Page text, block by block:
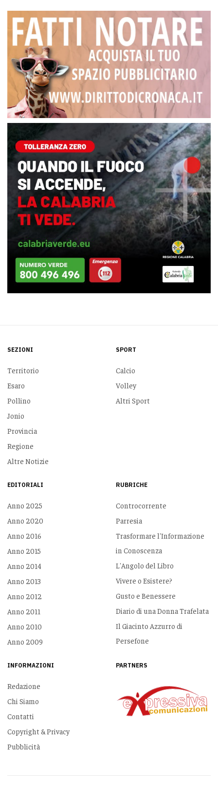
SEZIONI
Territorio
Esaro
Pollino
Jonio
Provincia
Regione
Altre Notizie
SPORT
Calcio
Volley
Altri Sport
EDITORIALI
Anno 2025
Anno 2020
Anno 2016
Anno 2015
Anno 2014
Anno 2013
Anno 2012
Anno 2011
Anno 2010
Anno 2009
RUBRICHE
Controcorrente
Parresia
Trasformare l'Informazione
in Conoscenza
L'Angolo del Libro
Vivere o Esistere?
Gusto e Benessere
Diario di una Donna Trafelata
Il Giacinto Azzurro di
Persefone
INFORMAZIONI
Redazione
Chi Siamo
Contatti
Copyright & Privacy
Pubblicità
PARTNERS